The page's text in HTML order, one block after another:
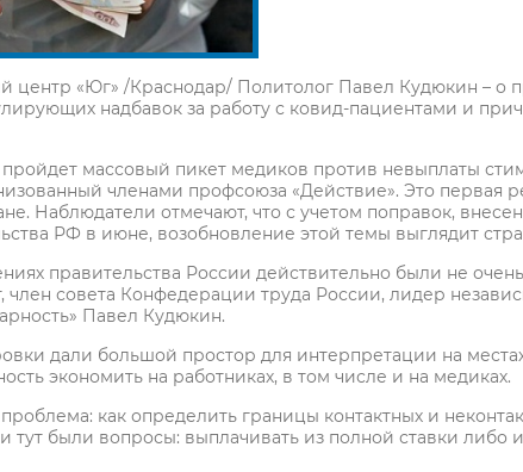
центр «Юг» /Краснодар/ Политолог Павел Кудюкин – о
надбавок за работу с ковид-пациентами и
массовый пикет медиков против невыплаты
членами профсоюза «Действие». Это первая
Наблюдатели отмечают, что с учетом поправок,
РФ в июне, возобновление этой темы выглядит
правительства России действительно были не
член совета Конфедерации труда России, лидер
Павел Кудюкин.
дали большой простор для интерпретации на
экономить на работниках, в том числе и на медиках.
как определить границы контактных и
тут были вопросы: выплачивать из полной ставки либо